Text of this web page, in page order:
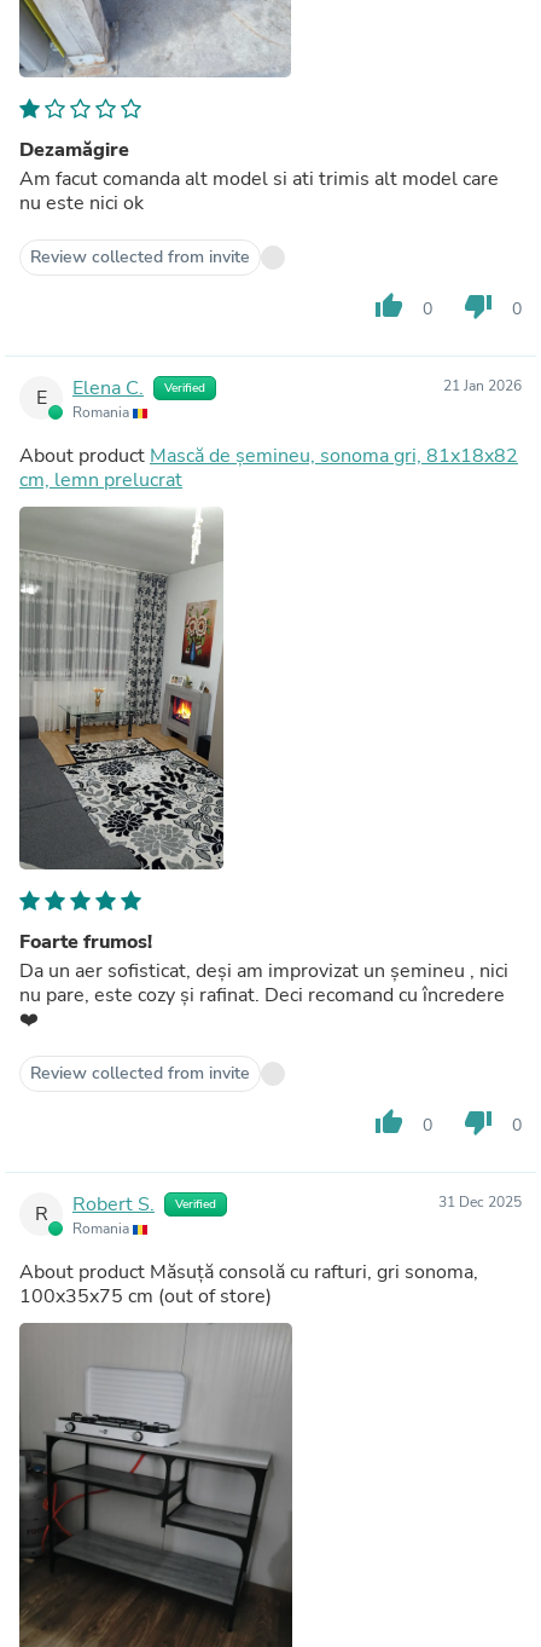
Dezamăgire
Am facut comanda alt model si ati trimis alt model care
nu este nici ok
Review collected from invite
thumb_up 0 thumb_down 0
E Elena C. Verified
Romania
21 Jan 2026
About product Mască de șemineu, sonoma gri, 81x18x82
cm, lemn prelucrat
Foarte frumos!
Da un aer sofisticat, deși am improvizat un șemineu , nici
nu pare, este cozy și rafinat. Deci recomand cu încredere
❤️
Review collected from invite
thumb_up 0 thumb_down 0
R Robert S. Verified
Romania
31 Dec 2025
About product Măsuță consolă cu rafturi, gri sonoma,
100x35x75 cm (out of store)